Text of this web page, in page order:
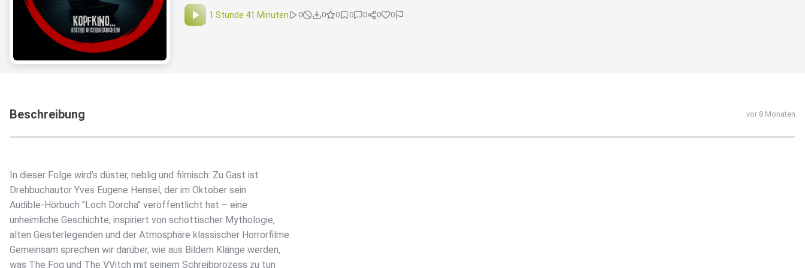
1 Stunde 41 Minuten 0 0 0 0 0 0 0
Beschreibung vor 8 Monaten
In dieser Folge wird’s düster, neblig und filmisch: Zu Gast ist
Drehbuchautor Yves Eugene Hensel, der im Oktober sein
Audible-Hörbuch "Loch Dorcha" veröffentlicht hat – eine
unheimliche Geschichte, inspiriert von schottischer Mythologie,
alten Geisterlegenden und der Atmosphäre klassischer Horrorfilme.
Gemeinsam sprechen wir darüber, wie aus Bildern Klänge werden,
was The Fog und The VVitch mit seinem Schreibprozess zu tun